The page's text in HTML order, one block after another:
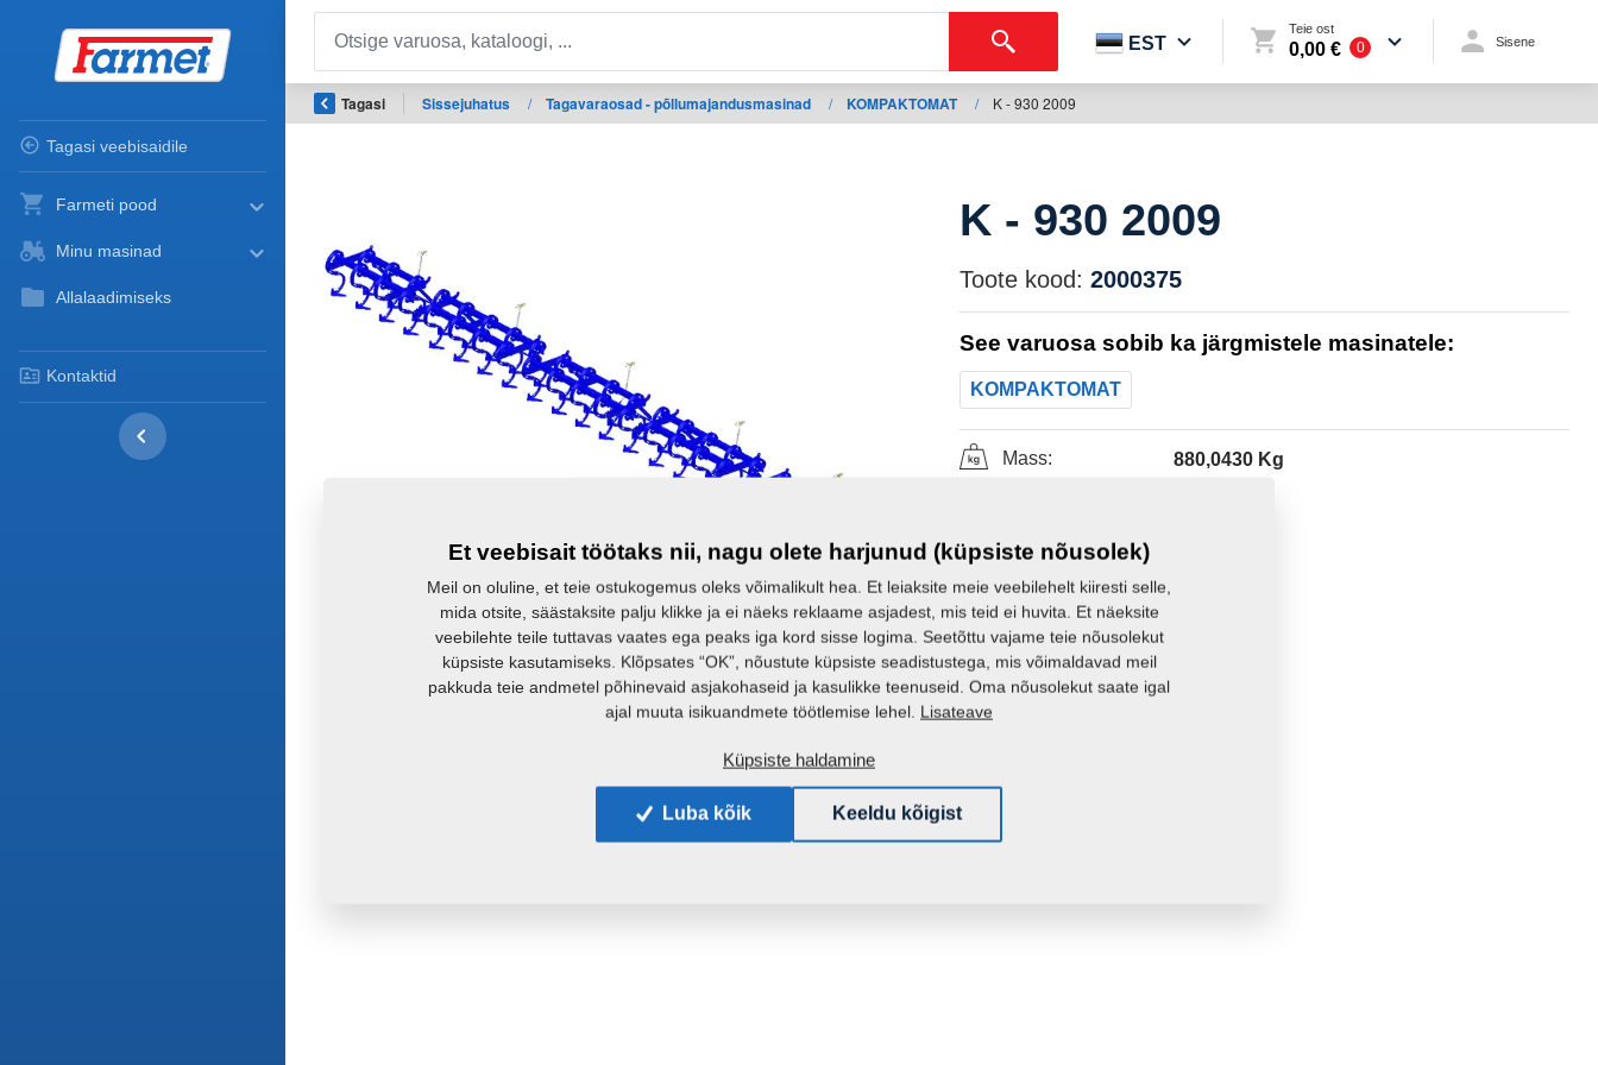
Tagasi veebisaidile
Farmeti pood
Minu masinad
Allalaadimiseks
Kontaktid
EST
Teie ost
0,00 € 0 Sisene
Tagasi Sissejuhatus / Tagavaraosad - põllumajandusmasinad / KOMPAKTOMAT / K - 930 2009
K - 930 2009
Toote kood: 2000375
See varuosa sobib ka järgmistele masinatele:
KOMPAKTOMAT
Mass: 880,0430 Kg
Et veebisait töötaks nii, nagu olete harjunud (küpsiste nõusolek)
Meil on oluline, et teie ostukogemus oleks võimalikult hea. Et leiaksite meie veebilehelt kiiresti selle,
mida otsite, säästaksite palju klikke ja ei näeks reklaame asjadest, mis teid ei huvita. Et näeksite
veebilehte teile tuttavas vaates ega peaks iga kord sisse logima. Seetõttu vajame teie nõusolekut
küpsiste kasutamiseks. Klõpsates “OK”, nõustute küpsiste seadistustega, mis võimaldavad meil
pakkuda teie andmetel põhinevaid asjakohaseid ja kasulikke teenuseid. Oma nõusolekut saate igal
ajal muuta isikuandmete töötlemise lehel. Lisateave
Küpsiste haldamine
Luba kõik Keeldu kõigist